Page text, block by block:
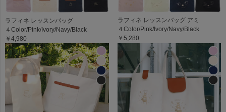
ラフィネ レッスンバッグ
４Color/Pink/Ivory/Navy/Black
￥4,980
ラフィネ レッスンバッグ アミ
４Color/Pink/Ivory/Navy/Black
￥5,280